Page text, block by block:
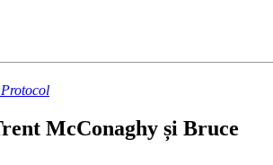
McConaghy și Bruce